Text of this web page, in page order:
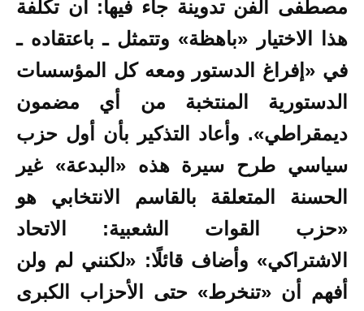
مصطفى الفن تدوينة جاء فيها: أن تكلفة
هذا الاختيار «باهظة» وتتمثل ـ باعتقاده ـ
في «إفراغ الدستور ومعه كل المؤسسات
الدستورية المنتخبة من أي مضمون
ديمقراطي». وأعاد التذكير بأن أول حزب
سياسي طرح سيرة هذه «البدعة» غير
الحسنة المتعلقة بالقاسم الانتخابي هو
«حزب القوات الشعبية: الاتحاد
الاشتراكي» وأضاف قائلًا: «لكنني لم ولن
أفهم أن «تنخرط» حتى الأحزاب الكبرى